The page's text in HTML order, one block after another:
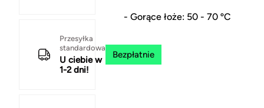
Przesyłka
standardowa
U ciebie w
1-2 dni!
Bezpłatnie
- Gorące łoże: 50 - 70 ºC